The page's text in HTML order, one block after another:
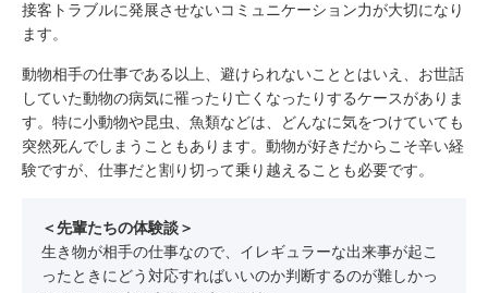
接客トラブルに発展させないコミュニケーション力が大切になり
ます。
動物相手の仕事である以上、避けられないこととはいえ、お世話
していた動物の病気に罹ったり亡くなったりするケースがありま
す。特に小動物や昆虫、魚類などは、どんなに気をつけていても
突然死んでしまうこともあります。動物が好きだからこそ辛い経
験ですが、仕事だと割り切って乗り越えることも必要です。
＜先輩たちの体験談＞
生き物が相手の仕事なので、イレギュラーな出来事が起こ
ったときにどう対応すればいいのか判断するのが難しかっ